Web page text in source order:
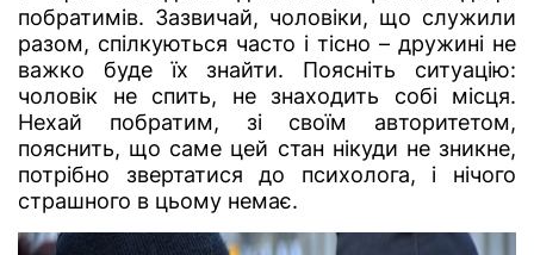
побратимів. Зазвичай, чоловіки, що служили
разом, спілкуються часто і тісно – дружині не
важко буде їх знайти. Поясніть ситуацію:
чоловік не спить, не знаходить собі місця.
Нехай побратим, зі своїм авторитетом,
пояснить, що саме цей стан нікуди не зникне,
потрібно звертатися до психолога, і нічого
страшного в цьому немає.